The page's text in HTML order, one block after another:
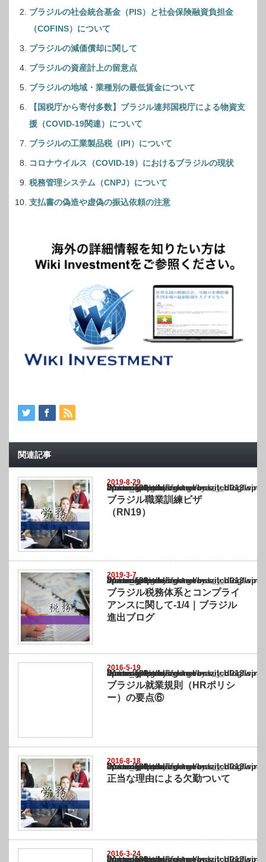
ブラジルの社会統合基金（PIS）と社会保険融資負担金
（COFINS）について
ブラジルの減価償却に関して
ブラジルの資産計上の留意点
ブラジルの地域・業種別の最低賃金について
【国税庁から寄付多数】ブラジル連邦国税庁による物資支
援（COVID-19関連）について
ブラジルの工業製品税（IPI）について
コロナウイルス（COVID-19）におけるブラジルの現状
税務管理システム（CNPJ）について
支払書の偽造や虚偽の振込依頼の注意
関連記事
2019-8-29
Warning
: Undefined array key "show_category" in
/home/netst/kuno-cpa.co.jp/public_html/brazil_blog/wp-content/themes/
on line183
ブラジル職業訓練ビザ
（RN19）
2019-3-7
Warning
: Undefined array key "show_category" in
/home/netst/kuno-cpa.co.jp/public_html/brazil_blog/wp-content/themes/
on line183
ブラジル税務体系とコンプライ
アンスに関して-1/4｜ブラジル
進出ブログ
2016-5-19
Warning
: Undefined array key "show_category" in
/home/netst/kuno-cpa.co.jp/public_html/brazil_blog/wp-content/themes/
on line183
ブラジル就業規則（HRポリシ
ー）の要点⑥
2016-8-18
Warning
: Undefined array key "show_category" in
/home/netst/kuno-cpa.co.jp/public_html/brazil_blog/wp-content/themes/
on line183
正当な理由による欠勤ついて
2016-3-24
Warning
: Undefined array key "show_category" in
/home/netst/kuno-cpa.co.jp/public_html/brazil_blog/wp-content/themes/
on line183